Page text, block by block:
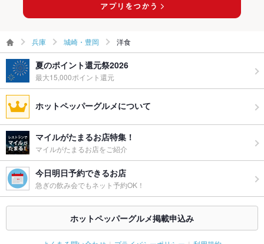
兵庫 城崎・豊岡 洋食
夏のポイント還元祭2026
最大15,000ポイント還元
ホットペッパーグルメについて
マイルがたまるお店特集！
マイルがたまるお店をご紹介
今日明日予約できるお店
急ぎの飲み会でもネット予約OK！
ホットペッパーグルメ掲載申込み